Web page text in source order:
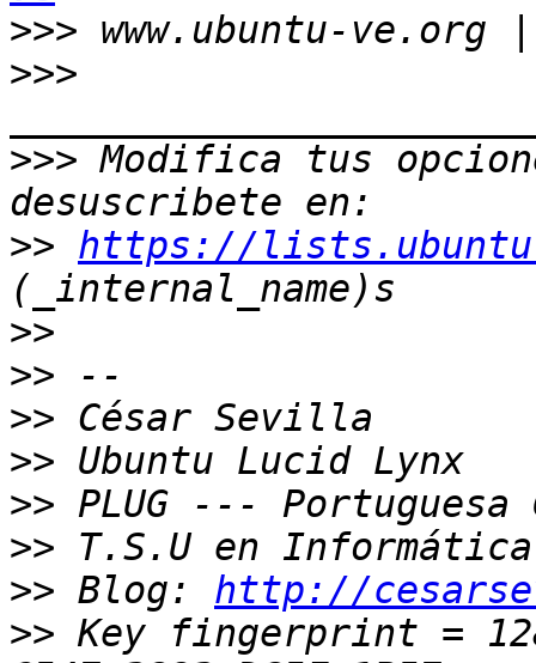
>>>
>>>
>>> Modifica tus
>> https://
>>
>>
>>
>>
>>
>>
>> Blog: http://
>> Key fingerprint =